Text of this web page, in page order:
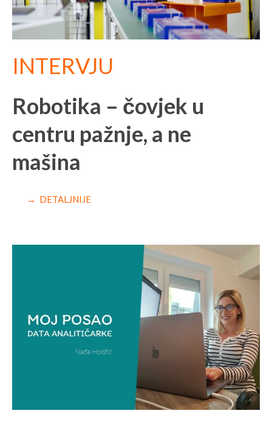
INTERVJU
Robotika – čovjek u
centru pažnje, a ne
mašina
→ DETALJNIJE